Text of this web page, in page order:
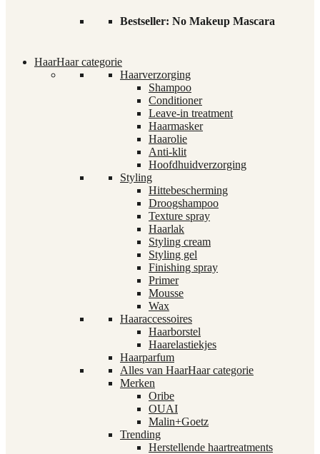
Bestseller: No Makeup Mascara
HaarHaar categorie
Haarverzorging
Shampoo
Conditioner
Leave-in treatment
Haarmasker
Haarolie
Anti-klit
Hoofdhuidverzorging
Styling
Hittebescherming
Droogshampoo
Texture spray
Haarlak
Styling cream
Styling gel
Finishing spray
Primer
Mousse
Wax
Haaraccessoires
Haarborstel
Haarelastiekjes
Haarparfum
Alles van HaarHaar categorie
Merken
Oribe
OUAI
Malin+Goetz
Trending
Herstellende haartreatments